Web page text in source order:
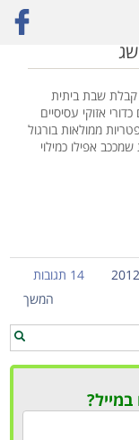
קבלת שבת ביתית
אזוקי עסיסיים
ממולאות בורגול
אפילו כמילוי
14 תגובות
המשך